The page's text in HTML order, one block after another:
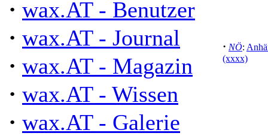
· wax.AT - Benutzer
· wax.AT - Journal
· wax.AT - Magazin
· wax.AT - Wissen
· wax.AT - Galerie
· NÖ:
(xxxx)